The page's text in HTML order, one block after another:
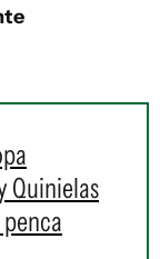
Quinielas